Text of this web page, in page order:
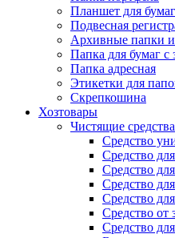
Планшет для
Подвесная
Архивные папки и
Папка для бумаг с
Папка адресная
Этикетки для
Скрепкошина
Хозтовары
Чистящие средства
Средство
Средство
Средство
Средство
Средство
Средство от
Средство